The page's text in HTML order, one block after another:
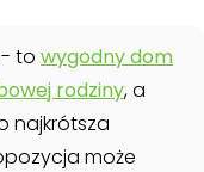
- to wygodny dom
rodziny, a
najkrótsza
może